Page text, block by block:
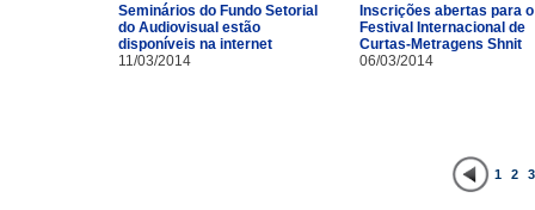
Seminários do Fundo Setorial
do Audiovisual estão
disponíveis na internet
11/03/2014
Inscrições abertas para o
Festival Internacional de
Curtas-Metragens Shnit
06/03/2014
1 2 3